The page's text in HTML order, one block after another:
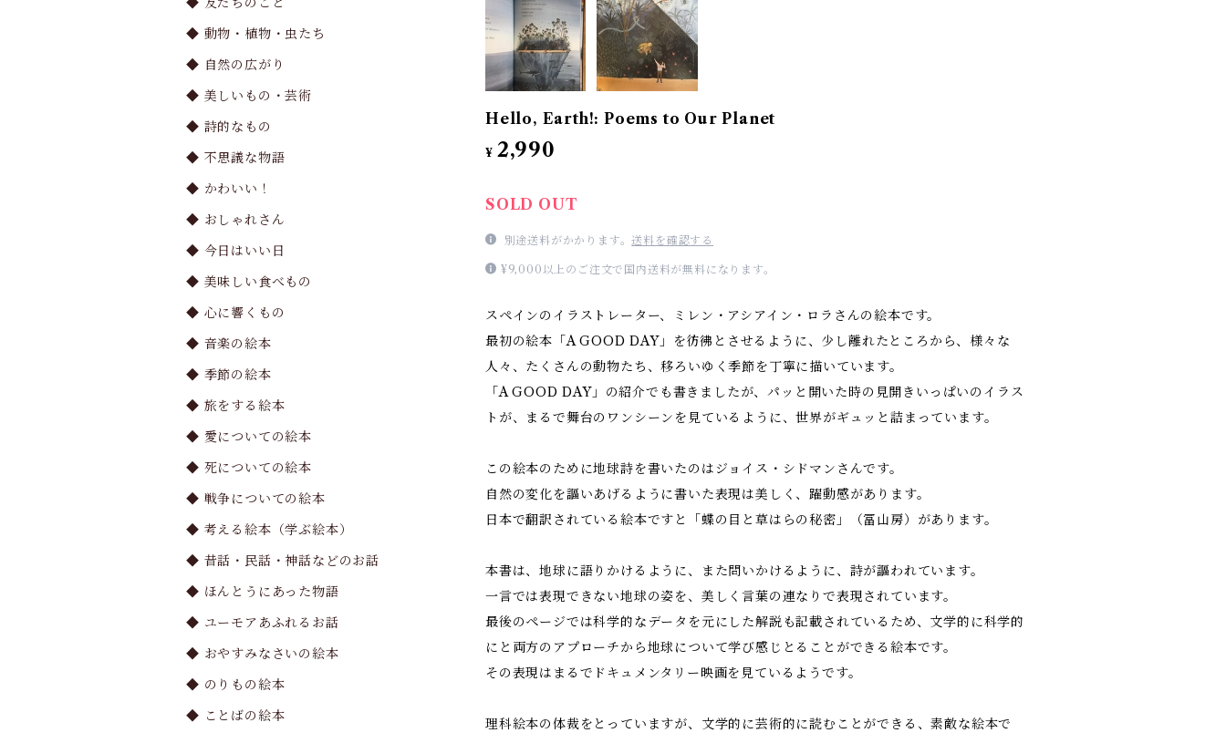
Hello, Earth!: Poems to Our Planet
¥ 2,990
SOLD OUT
別途送料がかかります。送料を確認する
¥9,000以上のご注文で国内送料が無料になります。
スペインのイラストレーター、ミレン・アシアイン・ロラさんの絵本です。
最初の絵本「A GOOD DAY」を彷彿とさせるように、少し離れたところから、様々な
人々、たくさんの動物たち、移ろいゆく季節を丁寧に描いています。
「A GOOD DAY」の紹介でも書きましたが、パッと開いた時の見開きいっぱいのイラス
トが、まるで舞台のワンシーンを見ているように、世界がギュッと詰まっています。
この絵本のために地球詩を書いたのはジョイス・シドマンさんです。
自然の変化を謳いあげるように書いた表現は美しく、躍動感があります。
日本で翻訳されている絵本ですと「蝶の目と草はらの秘密」（冨山房）があります。
本書は、地球に語りかけるように、また問いかけるように、詩が謳われています。
一言では表現できない地球の姿を、美しく言葉の連なりで表現されています。
最後のページでは科学的なデータを元にした解説も記載されているため、文学的に科学的
にと両方のアプローチから地球について学び感じとることができる絵本です。
その表現はまるでドキュメンタリー映画を見ているようです。
理科絵本の体裁をとっていますが、文学的に芸術的に読むことができる、素敵な絵本で
◆ 動物・植物・虫たち
◆ 自然の広がり
◆ 美しいもの・芸術
◆ 詩的なもの
◆ 不思議な物語
◆ かわいい！
◆ おしゃれさん
◆ 今日はいい日
◆ 美味しい食べもの
◆ 心に響くもの
◆ 音楽の絵本
◆ 季節の絵本
◆ 旅をする絵本
◆ 愛についての絵本
◆ 死についての絵本
◆ 戦争についての絵本
◆ 考える絵本（学ぶ絵本）
◆ 昔話・民話・神話などのお話
◆ ほんとうにあった物語
◆ ユーモアあふれるお話
◆ おやすみなさいの絵本
◆ のりもの絵本
◆ ことばの絵本